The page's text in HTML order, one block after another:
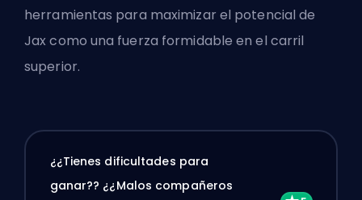
herramientas para maximizar el potencial de
Jax como una fuerza formidable en el carril
superior.
¿¿Tienes dificultades para
ganar?? ¿¿Malos compañeros